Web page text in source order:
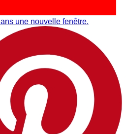
une nouvelle fenêtre.